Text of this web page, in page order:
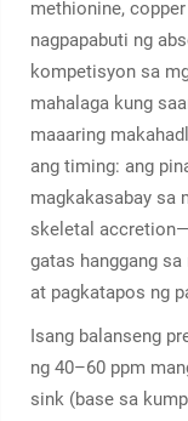
methionine,
nagpapabuti ng
kompetisyon sa
mahalaga kung
maaaring
ang timing: ang
magkakasabay sa
skeletal
gatas hanggang sa
at pagkatapos ng
Isang balanseng
ng 40–60 ppm
sink (base sa